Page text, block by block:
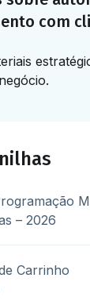
com
negócio.
– 2026
Carrinho